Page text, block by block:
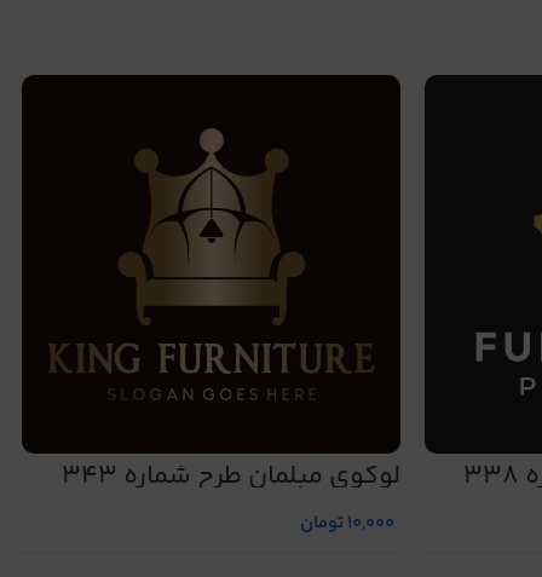
لوگوی مبلمان طرح شماره 343
10,000تومان